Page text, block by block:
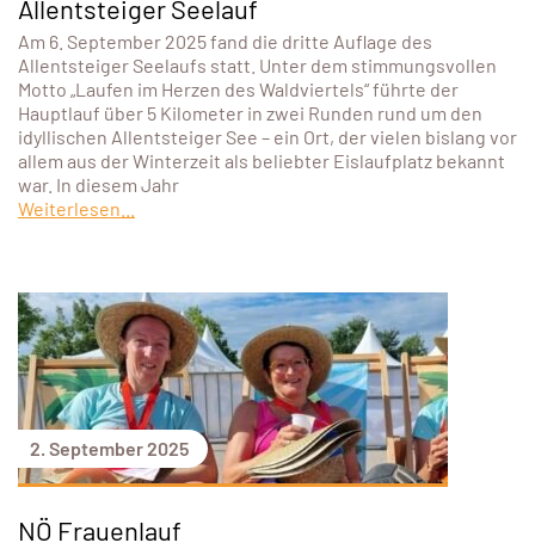
Allentsteiger Seelauf
Am 6. September 2025 fand die dritte Auflage des
Allentsteiger Seelaufs statt. Unter dem stimmungsvollen
Motto „Laufen im Herzen des Waldviertels“ führte der
Hauptlauf über 5 Kilometer in zwei Runden rund um den
idyllischen Allentsteiger See – ein Ort, der vielen bislang vor
allem aus der Winterzeit als beliebter Eislaufplatz bekannt
war. In diesem Jahr
Weiterlesen...
2. September 2025
NÖ Frauenlauf